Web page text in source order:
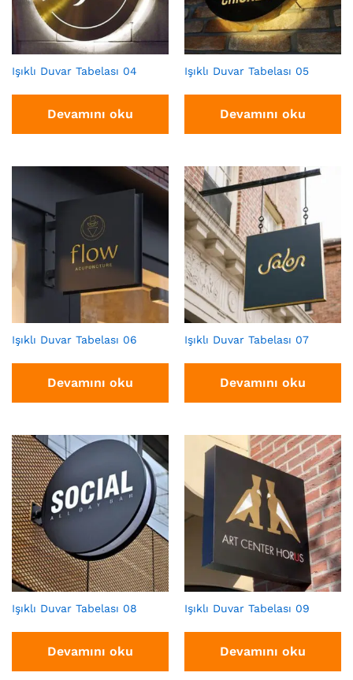
Işıklı Duvar Tabelası 04
Devamını oku
Işıklı Duvar Tabelası 05
Devamını oku
Işıklı Duvar Tabelası 06
Devamını oku
Işıklı Duvar Tabelası 07
Devamını oku
Işıklı Duvar Tabelası 08
Devamını oku
Işıklı Duvar Tabelası 09
Devamını oku